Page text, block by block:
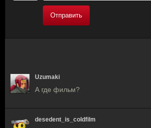
Отправить
Uzumaki
А где фильм?
desedent_is_coldfilm